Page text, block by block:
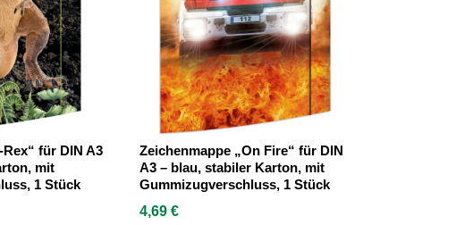
für DIN A3
mit
1 Stück
Zeichenmappe „On Fire“ für DIN
A3 – blau, stabiler Karton, mit
Gummizugverschluss, 1 Stück
4,69€